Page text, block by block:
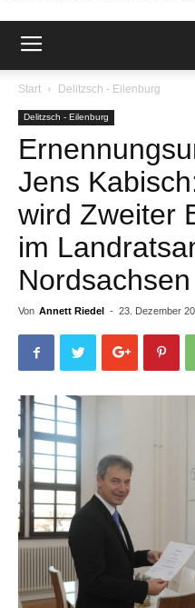
Start Delitzsch - Eilenburg
Delitzsch - Eilenburg
Jens
wird Zweiter
im
Nordsachsen
Von Annett Riedel - 23. Dezember